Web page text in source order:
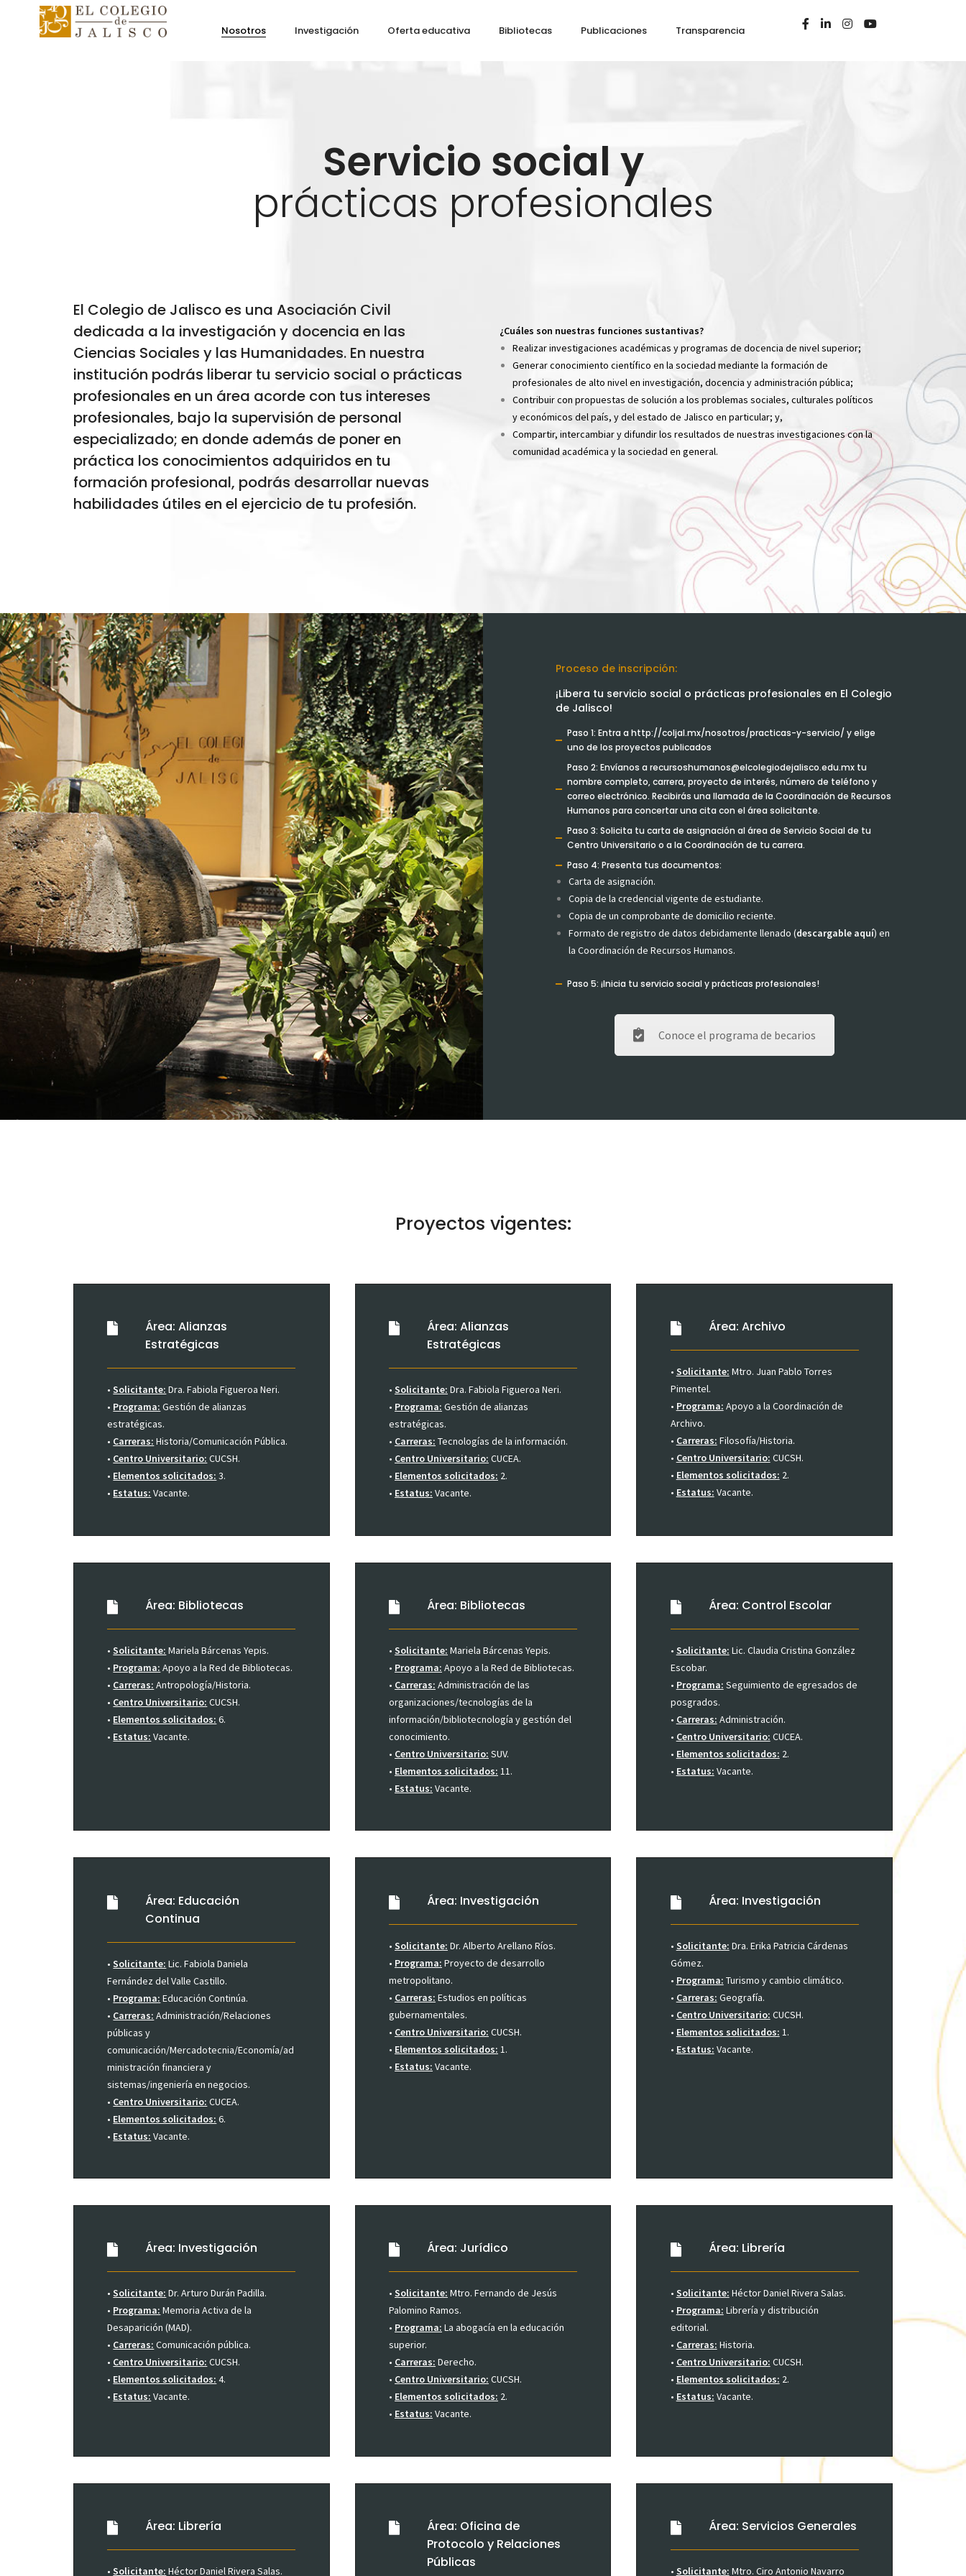
Nosotros Investigación Oferta educativa Bibliotecas Publicaciones Transparencia
Servicio social y
prácticas profesionales
El Colegio de Jalisco es una Asociación Civil
dedicada a la investigación y docencia en las
Ciencias Sociales y las Humanidades. En nuestra
institución podrás liberar tu servicio social o prácticas
profesionales en un área acorde con tus intereses
profesionales, bajo la supervisión de personal
especializado; en donde además de poner en
práctica los conocimientos adquiridos en tu
formación profesional, podrás desarrollar nuevas
habilidades útiles en el ejercicio de tu profesión.
¿Cuáles son nuestras funciones sustantivas?
Realizar investigaciones académicas y programas de docencia de nivel superior;
Generar conocimiento científico en la sociedad mediante la formación de
profesionales de alto nivel en investigación, docencia y administración pública;
Contribuir con propuestas de solución a los problemas sociales, culturales políticos
y económicos del país, y del estado de Jalisco en particular; y,
Compartir, intercambiar y difundir los resultados de nuestras investigaciones con la
comunidad académica y la sociedad en general.
Proceso de inscripción:
¡Libera tu servicio social o prácticas profesionales en El Colegio
de Jalisco!
Paso 1: Entra a http://coljal.mx/nosotros/practicas-y-servicio/ y elige
uno de los proyectos publicados
Paso 2: Envíanos a recursoshumanos@elcolegiodejalisco.edu.mx tu
nombre completo, carrera, proyecto de interés, número de teléfono y
correo electrónico. Recibirás una llamada de la Coordinación de Recursos
Humanos para concertar una cita con el área solicitante.
Paso 3: Solicita tu carta de asignación al área de Servicio Social de tu
Centro Universitario o a la Coordinación de tu carrera.
Paso 4: Presenta tus documentos:
Carta de asignación.
Copia de la credencial vigente de estudiante.
Copia de un comprobante de domicilio reciente.
Formato de registro de datos debidamente llenado (descargable aquí) en
la Coordinación de Recursos Humanos.
Paso 5: ¡Inicia tu servicio social y prácticas profesionales!
Conoce el programa de becarios
Proyectos vigentes:
Área: Alianzas
Estratégicas
•Solicitante: Dra. Fabiola Figueroa Neri.
• Programa: Gestión de alianzas
estratégicas.
• Carreras: Historia/Comunicación Pública.
• Centro Universitario: CUCSH.
• Elementos solicitados: 3.
• Estatus: Vacante.
Área: Alianzas
Estratégicas
•Solicitante: Dra. Fabiola Figueroa Neri.
• Programa: Gestión de alianzas
estratégicas.
• Carreras: Tecnologías de la información.
• Centro Universitario: CUCEA.
• Elementos solicitados: 2.
• Estatus: Vacante.
Área: Archivo
• Solicitante: Mtro. Juan Pablo Torres
Pimentel.
• Programa: Apoyo a la Coordinación de
Archivo.
• Carreras: Filosofía/Historia.
• Centro Universitario: CUCSH.
• Elementos solicitados: 2.
• Estatus: Vacante.
Área: Bibliotecas
•Solicitante: Mariela Bárcenas Yepis.
• Programa: Apoyo a la Red de Bibliotecas.
• Carreras: Antropología/Historia.
• Centro Universitario: CUCSH.
• Elementos solicitados: 6.
• Estatus: Vacante.
Área: Bibliotecas
•Solicitante: Mariela Bárcenas Yepis.
• Programa: Apoyo a la Red de Bibliotecas.
• Carreras: Administración de las
organizaciones/tecnologías de la
información/bibliotecnología y gestión del
conocimiento.
• Centro Universitario: SUV.
• Elementos solicitados: 11.
• Estatus: Vacante.
Área: Control Escolar
• Solicitante: Lic. Claudia Cristina González
Escobar.
• Programa: Seguimiento de egresados de
posgrados.
• Carreras: Administración.
• Centro Universitario: CUCEA.
• Elementos solicitados: 2.
• Estatus: Vacante.
Área: Educación
Continua
•Solicitante: Lic. Fabiola Daniela
Fernández del Valle Castillo.
• Programa: Educación Continúa.
• Carreras: Administración/Relaciones
públicas y
comunicación/Mercadotecnia/Economía/ad
ministración financiera y
sistemas/ingeniería en negocios.
• Centro Universitario: CUCEA.
• Elementos solicitados: 6.
• Estatus: Vacante.
Área: Investigación
•Solicitante: Dr. Alberto Arellano Ríos.
• Programa: Proyecto de desarrollo
metropolitano.
• Carreras: Estudios en políticas
gubernamentales.
• Centro Universitario: CUCSH.
• Elementos solicitados: 1.
• Estatus: Vacante.
Área: Investigación
• Solicitante: Dra. Erika Patricia Cárdenas
Gómez.
• Programa: Turismo y cambio climático.
• Carreras: Geografía.
• Centro Universitario: CUCSH.
• Elementos solicitados: 1.
• Estatus: Vacante.
Área: Investigación
•Solicitante: Dr. Arturo Durán Padilla.
• Programa: Memoria Activa de la
Desaparición (MAD).
• Carreras: Comunicación pública.
• Centro Universitario: CUCSH.
• Elementos solicitados: 4.
• Estatus: Vacante.
Área: Jurídico
•Solicitante: Mtro. Fernando de Jesús
Palomino Ramos.
• Programa: La abogacía en la educación
superior.
• Carreras: Derecho.
• Centro Universitario: CUCSH.
• Elementos solicitados: 2.
• Estatus: Vacante.
Área: Librería
• Solicitante: Héctor Daniel Rivera Salas.
• Programa: Librería y distribución
editorial.
• Carreras: Historia.
• Centro Universitario: CUCSH.
• Elementos solicitados: 2.
• Estatus: Vacante.
Área: Librería
•Solicitante: Héctor Daniel Rivera Salas.
Área: Oficina de
Protocolo y Relaciones
Públicas
Área: Servicios Generales
• Solicitante: Mtro. Ciro Antonio Navarro